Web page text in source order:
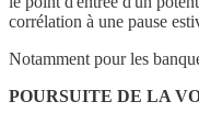
corrélation à une pause
Notamment pour les
POURSUITE DE LA